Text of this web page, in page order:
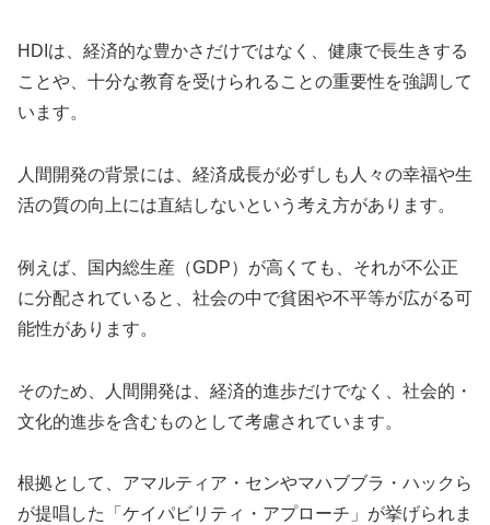
HDIは、経済的な豊かさだけではなく、健康で長生きする
ことや、十分な教育を受けられることの重要性を強調して
います。
人間開発の背景には、経済成長が必ずしも人々の幸福や生
活の質の向上には直結しないという考え方があります。
例えば、国内総生産（GDP）が高くても、それが不公正
に分配されていると、社会の中で貧困や不平等が広がる可
能性があります。
そのため、人間開発は、経済的進歩だけでなく、社会的・
文化的進歩を含むものとして考慮されています。
根拠として、アマルティア・センやマハブブラ・ハックら
が提唱した「ケイパビリティ・アプローチ」が挙げられま